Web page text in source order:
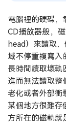
電腦裡的硬碟，
CD播放器般，
head）來讀取
域不停重複寫入
長時間讀取壞軌
進而無法讀取整
老化或者外部衝
某個地方很難存
方所在的磁軌就